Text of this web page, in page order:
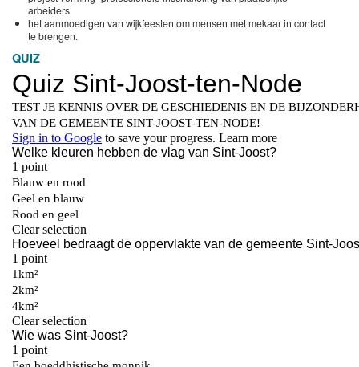
arbeiders
het aanmoedigen van wijkfeesten om mensen met mekaar in contact
te brengen.
QUIZ